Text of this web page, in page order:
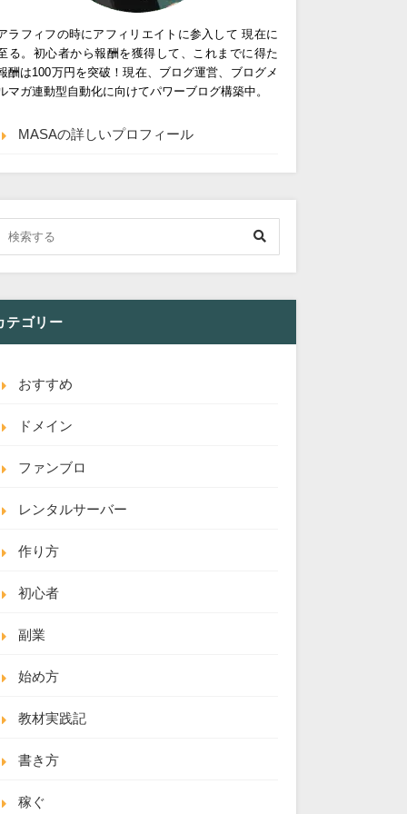
ラフィフの時にアフィリエイトに参入して 現在に
る。初心者から報酬を獲得して、これまでに得た
酬は100万円を突破！現在、ブログ運営、ブログメ
マガ連動型自動化に向けてパワーブログ構築中。
MASAの詳しいプロフィール
テゴリー
おすすめ
ドメイン
ファンブロ
レンタルサーバー
作り方
初心者
副業
始め方
教材実践記
書き方
稼ぐ